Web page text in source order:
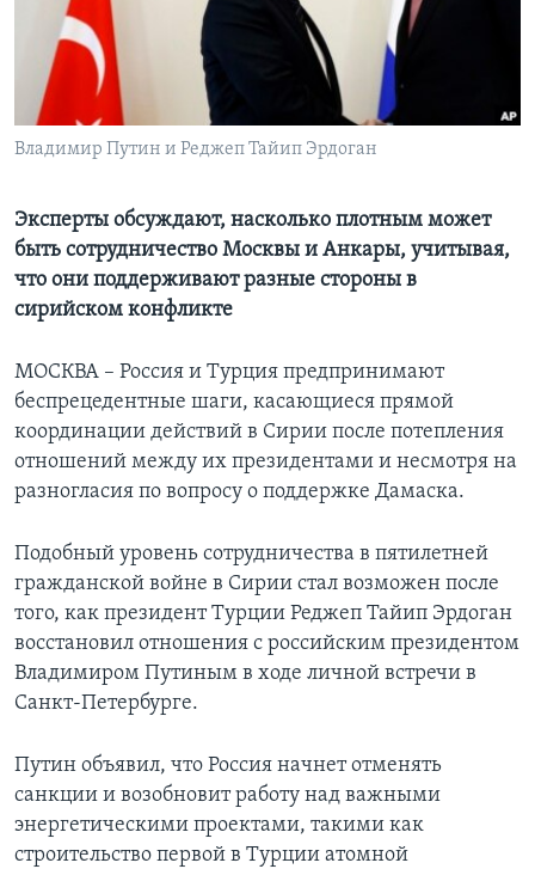
Learning English
СОЦИАЛЬНЫЕ СЕТИ
Языки
Владимир Путин и Реджеп Тайип Эрдоган
Эксперты обсуждают, насколько плотным может
быть сотрудничество Москвы и Анкары, учитывая,
что они поддерживают разные стороны в
сирийском конфликте
МОСКВА – Россия и Турция предпринимают
беспрецедентные шаги, касающиеся прямой
координации действий в Сирии после потепления
отношений между их президентами и несмотря на
разногласия по вопросу о поддержке Дамаска.
Подобный уровень сотрудничества в пятилетней
гражданской войне в Сирии стал возможен после
того, как президент Турции Реджеп Тайип Эрдоган
восстановил отношения с российским президентом
Владимиром Путиным в ходе личной встречи в
Санкт-Петербурге.
Путин объявил, что Россия начнет отменять
санкции и возобновит работу над важными
энергетическими проектами, такими как
строительство первой в Турции атомной